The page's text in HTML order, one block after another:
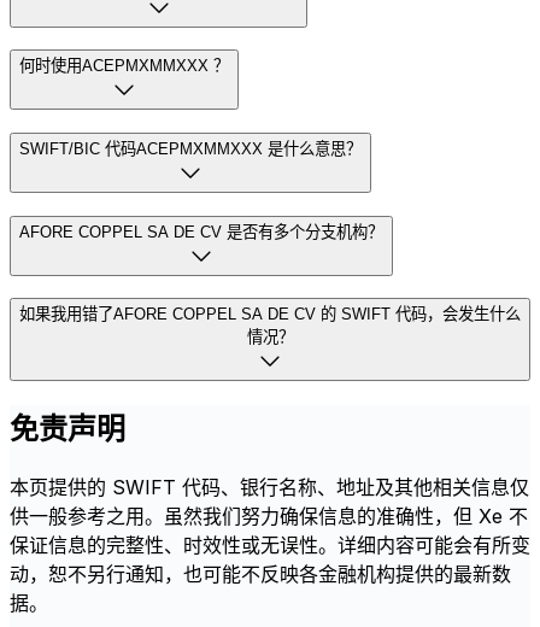
何时使用ACEPMXMMXXX ？
SWIFT/BIC 代码ACEPMXMMXXX 是什么意思？
AFORE COPPEL SA DE CV 是否有多个分支机构？
如果我用错了AFORE COPPEL SA DE CV 的 SWIFT 代码，会发生什么
情况？
免责声明
本页提供的 SWIFT 代码、银行名称、地址及其他相关信息仅
供一般参考之用。虽然我们努力确保信息的准确性，但 Xe 不
保证信息的完整性、时效性或无误性。详细内容可能会有所变
动，恕不另行通知，也可能不反映各金融机构提供的最新数
据。